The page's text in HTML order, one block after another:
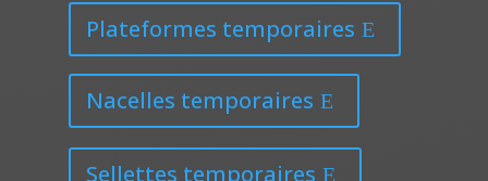
Plateformes temporaires
Nacelles temporaires
Sellettes temporaires